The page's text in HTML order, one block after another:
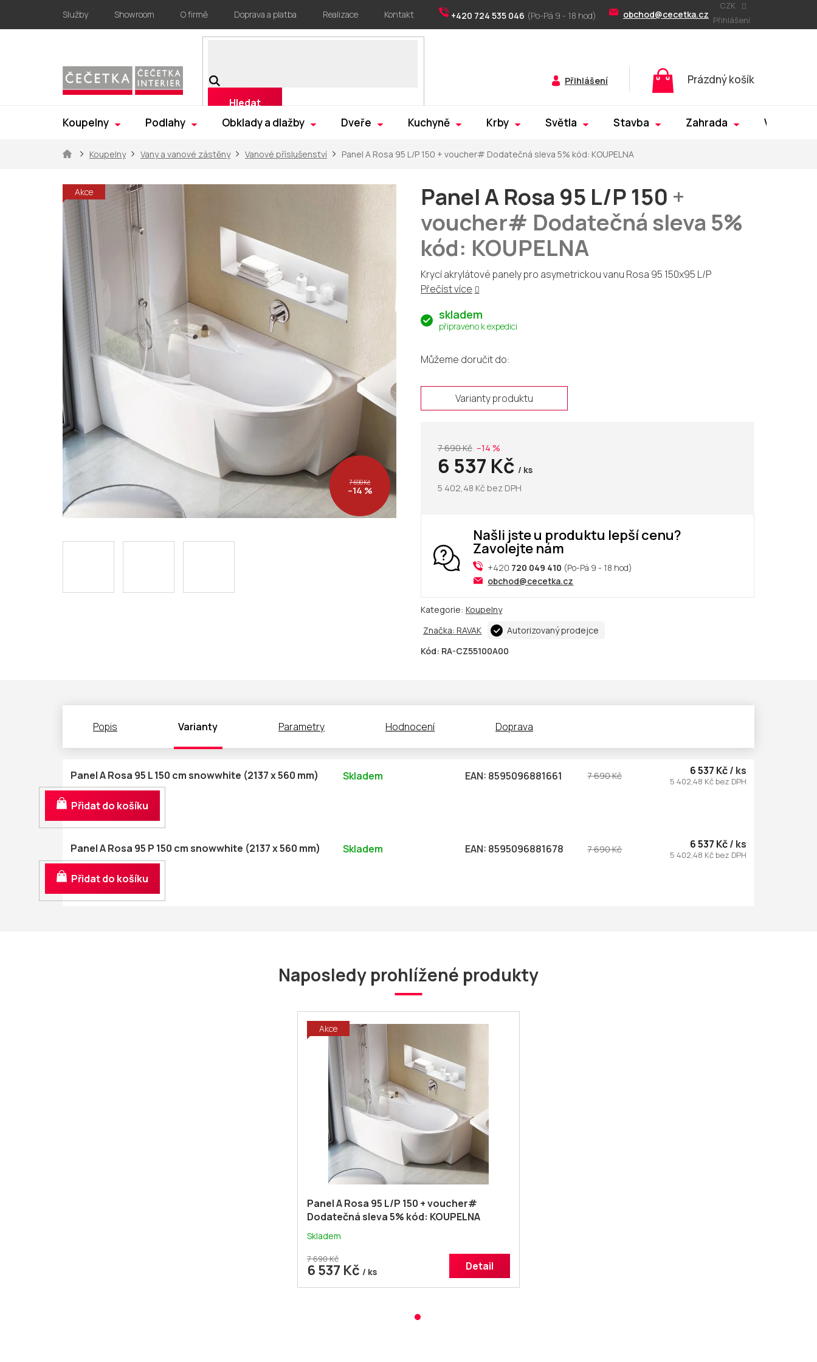
obsah
+420 724 535 046 obchod@cecetka.cz
Služby Showroom O firmě Doprava a platba Realizace Kontakt
CZK
Přihlášení
Hledat
Přihlášení
Nákupní
košík
Prázdný košík
Koupelny Podlahy Obklady a dlažby Dveře Kuchyně Krby Světla Stavba Zahrada Výprodej
DomůKoupelny Vany a vanové zástěny Vanové příslušenství Panel A Rosa 95 L/P 150 + voucher# Dodatečná sleva 5% kód: KOUPELNA
Akce
7 690 Kč
–14 %
Můžeme doručit do:
Panel A Rosa 95 L/P 150 +
voucher# Dodatečná sleva 5%
kód: KOUPELNA
7 690 Kč –14 %
6 537 Kč / ks
5 402,48 Kč bez DPH
Našli jste u produktu lepší cenu?
Zavolejte nám
+420 720 049 410 (Po-Pá 9 - 18 hod)
obchod@cecetka.cz
Varianty produktu
Krycí akrylátové panely pro asymetrickou vanu Rosa 95 150x95 L/P
Přečíst více
Kategorie: Koupelny
Značka: RAVAK
Autorizovaný prodejce
Kód: RA-CZ55100A00
skladem
připraveno k expedici
Popis Varianty Parametry Hodnocení Doprava
Panel A Rosa 95 L 150 cm snowwhite (2137 x 560 mm) 7 690 Kč 6 537 Kč/ ks
5 402,48 Kč bez DPH
Skladem EAN: 8595096881661
Do košíku
Panel A Rosa 95 P 150 cm snowwhite (2137 x 560 mm) 7 690 Kč 6 537 Kč/ ks
5 402,48 Kč bez DPH
Skladem EAN: 8595096881678
Do košíku
Naposledy prohlížené produkty
Akce
Panel A Rosa 95 L/P 150 + voucher#
Dodatečná sleva 5% kód: KOUPELNA
Skladem
7 690 Kč
6 537 Kč / ks Detail